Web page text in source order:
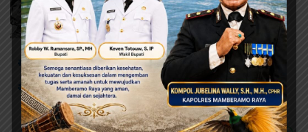
# Dana Otsus # Demo damai
# DPRK
# FPAKU
# Pengusaha Asli Papua